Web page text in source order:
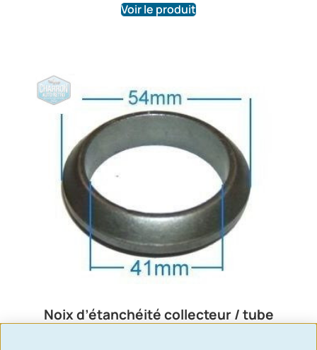
Voir le produit
Noix d’étanchéité collecteur / tube